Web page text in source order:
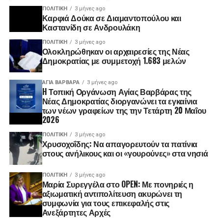
ΠΟΛΙΤΙΚΉ 3 μήνες ago
Καρφιά Δούκα σε Διαμαντοπούλου και
Καστανίδη σε Ανδρουλάκη
ΠΟΛΙΤΙΚΉ 3 μήνες ago
Ολοκληρώθηκαν οι αρχαιρεσίες της Νέας
Δημοκρατίας με συμμετοχή 1.683 μελών
ΑΓΙΑ ΒΑΡΒΑΡΑ 3 μήνες ago
H Τοπική Οργάνωση Αγίας Βαρβάρας της
Νέας Δημοκρατίας διοργανώνει τα εγκαίνια
των νέων γραφείων της την Τετάρτη 20 Μαΐου
2026
ΠΟΛΙΤΙΚΉ 3 μήνες ago
Χρυσοχοΐδης: Να απαγορευτούν τα πατίνια
στους ανήλικους και οι «γουρούνες» στα νησιά
ΠΟΛΙΤΙΚΉ 3 μήνες ago
Μαρία Συρεγγέλα στο OPEN: Με πονηριές η
αξιωματική αντιπολίτευση ακυρώνει τη
συμφωνία για τους επικεφαλής στις
Ανεξάρτητες Αρχές